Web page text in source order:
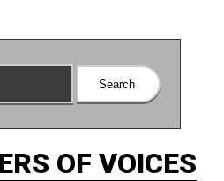
OF VOICES